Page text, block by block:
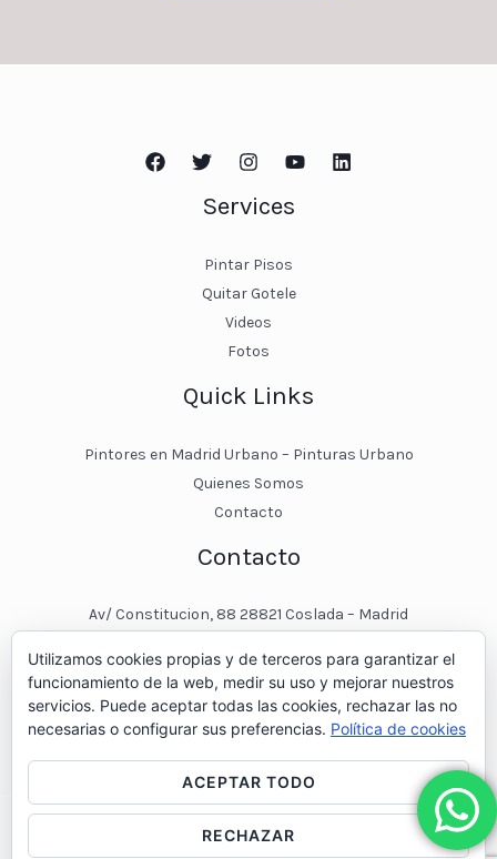
Services
Pintar Pisos
Quitar Gotele
Videos
Fotos
Quick Links
Pintores en Madrid Urbano – Pinturas Urbano
Quienes Somos
Contacto
Contacto
Av/ Constitucion, 88 28821 Coslada – Madrid
pinturasurbano@hotmail.es
+34 – 643 00 74 11
© 2026 Pintores en Madrid - Pinturas Urbano
Utilizamos cookies propias y de terceros para garantizar el
funcionamiento de la web, medir su uso y mejorar nuestros
servicios. Puede aceptar todas las cookies, rechazar las no
necesarias o configurar sus preferencias. Política de cookies
ACEPTAR TODO
RECHAZAR